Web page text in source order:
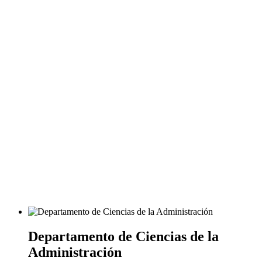
Departamento de Ciencias de la
Administración